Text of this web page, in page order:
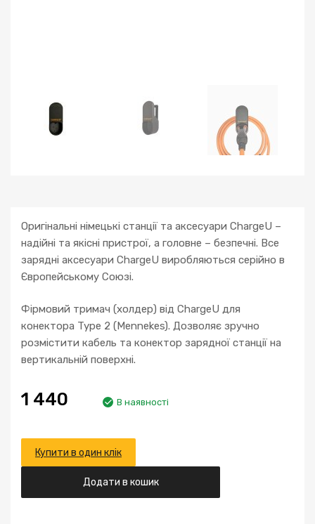
Оригінальні німецькі станції та аксесуари ChargeU –
надійні та якісні пристрої, а головне – безпечні. Все
зарядні аксесуари ChargeU виробляються серійно в
Європейському Союзі.
Фірмовий тримач (холдер) від ChargeU для
конектора Type 2 (Mennekes). Дозволяє зручно
розмістити кабель та конектор зарядної станції на
вертикальній поверхні.
1 440 В наявності
Купити в один клік
Додати в кошик